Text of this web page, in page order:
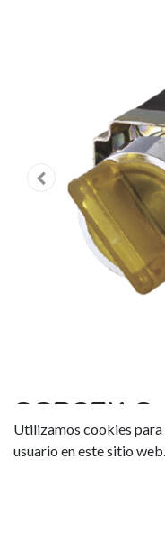
SGB2EK
luminosos
Utilizamos cookies
usuario en este sitio web.